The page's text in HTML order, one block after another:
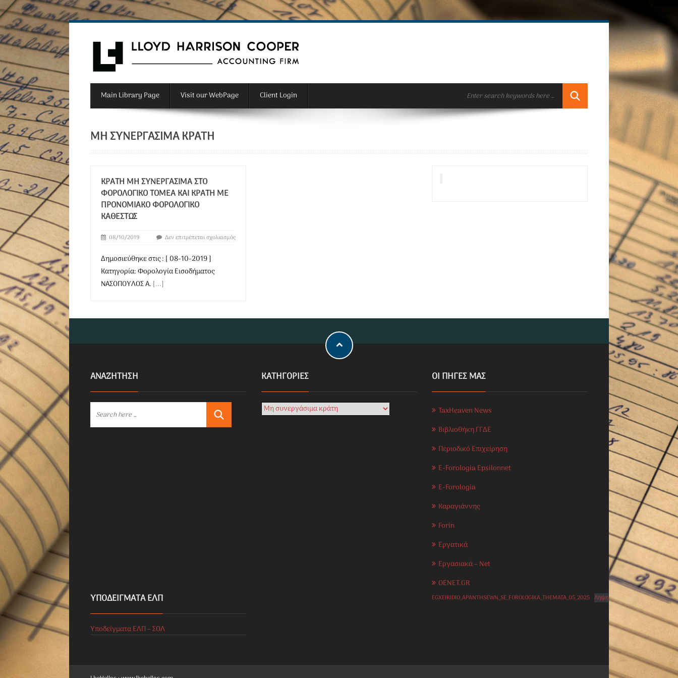
Main Library Page Visit our WebPage Client Login
ΜΗ ΣΥΝΕΡΓΆΣΙΜΑ ΚΡΆΤΗ
ΚΡΆΤΗ ΜΗ ΣΥΝΕΡΓΆΣΙΜΑ ΣΤΟ
ΦΟΡΟΛΟΓΙΚΌ ΤΟΜΈΑ ΚΑΙ ΚΡΆΤΗ ΜΕ
ΠΡΟΝΟΜΙΑΚΌ ΦΟΡΟΛΟΓΙΚΌ
ΚΑΘΕΣΤΏΣ
08/10/2019 Δεν επιτρέπεται σχολιασμός
Δημοσιεύθηκε στις : [ 08-10-2019 ]
Κατηγορία: Φορολογία Εισοδήματος
ΝΑΣΟΠΟΥΛΟΣ Α. [...]
ΑΝΑΖΗΤΗΣΗ KΑΤΗΓΟΡΊΕΣ ΟΙ ΠΗΓΕΣ ΜΑΣ
TaxHeaven News
Βιβλιοθήκη ΓΓΔΕ
Περιοδικό Επιχείρηση
E-Forologia Epsilonnet
E-Forologia
Καραγιάννης
Forin
Εργατικά
Εργασιακά – Net
OENET.GR
ΥΠΟΔΕΊΓΜΑΤΑ ΕΛΠ
Υποδείγματα ΕΛΠ – ΣΟΛ
EGXEIRIDIO_APANTHSEWN_SE_FOROLOGIKA_THEMATA_05_2025 Λήψη